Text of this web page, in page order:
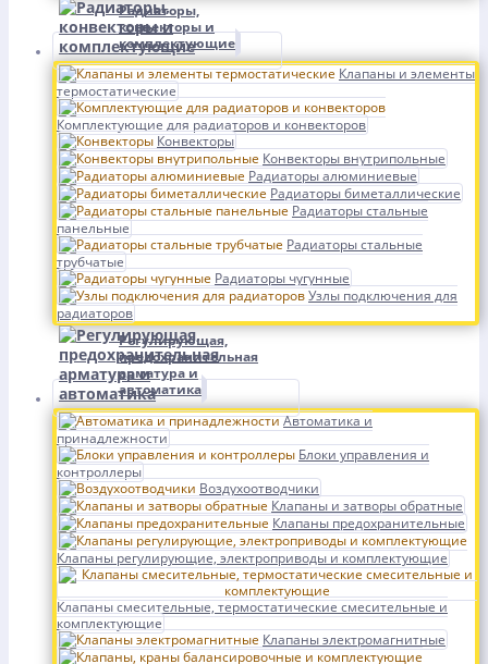
Радиаторы,
конвекторы и
комплектующие
Клапаны и элементы
термостатические
Комплектующие для радиаторов и конвекторов
Конвекторы
Конвекторы внутрипольные
Радиаторы алюминиевые
Радиаторы биметаллические
Радиаторы стальные
панельные
Радиаторы стальные
трубчатые
Радиаторы чугунные
Узлы подключения для
радиаторов
Регулирующая,
предохранительная
арматура и
автоматика
Автоматика и
принадлежности
Блоки управления и
контроллеры
Воздухоотводчики
Клапаны и затворы обратные
Клапаны предохранительные
Клапаны регулирующие, электроприводы и комплектующие
Клапаны смесительные, термостатические смесительные и
комплектующие
Клапаны электромагнитные